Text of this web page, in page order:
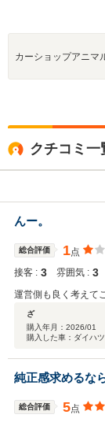
カーショップアニマ
クチコミ一
んー。
総合評価 1点
接客 : 3 雰囲気 : 3
運営側も良く考えて
ざ
購入年月： 2026/01
購入した車：ダイ
純正感求めるな
総合評価 5点